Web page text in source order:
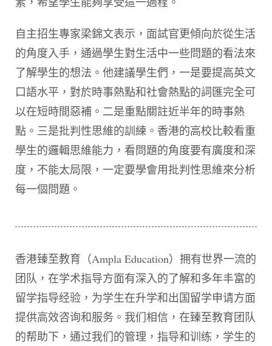
自主招生專家梁錦文表示，面試官更傾向於從生活
的角度入手，通過學生對生活中一些問題的看法來
了解學生的想法。他建議學生們，一是要提高英文
口語水平，對於時事熱點和社會熱點的詞匯完全可
以在短時間惡補。二是重點關註近半年的時事熱
點。三是批判性思維的訓練。香港的高校比較看重
學生的邏輯思維能力，看問題的角度要有廣度和深
度，不能太局限，一定要學會用批判性思維來分析
每一個問題。
香港臻至教育（Ampla Education）拥有世界一流的
团队，在学术指导方面有深入的了解和多年丰富的
留学指导经验，为学生在升学和出国留学申请方面
提供高效咨询和服务。我们相信，在臻至教育团队
的帮助下，通过我们的管理，指导和训练，学生的